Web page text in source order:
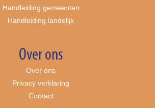
Handleiding gemeenten
Handleiding landelijk
Over ons
Over ons
Privacy verklaring
Contact